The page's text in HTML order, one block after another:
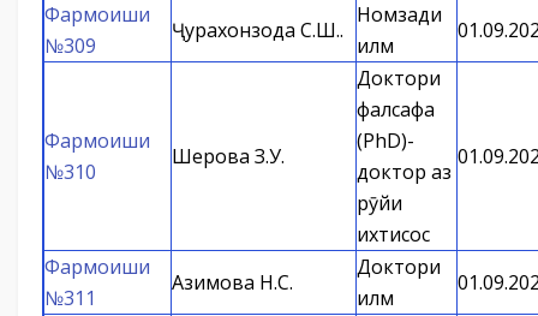
Фармоиши
№309
Ҷурахонзода С.Ш..
Номзади
илм
Фармоиши
№310
Шерова З.У.
Доктори
фалсафа
(PhD)-
доктор аз
рӯйи
ихтисос
Фармоиши
№311
Азимова Н.С.
Доктори
илм